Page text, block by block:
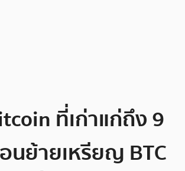
ที่เก่าแก่ถึง 9
นย้ายเหรียญ BTC